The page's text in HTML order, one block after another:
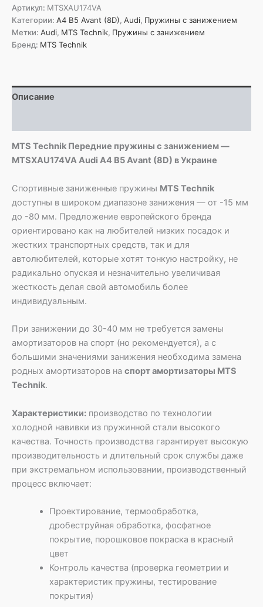
Technik
Передние
пружины
с
занижением
Audi
A4
Артикул: MTSXAU174VA
Категории: A4 B5 Avant (8D), Audi, Пружины с занижением
Метки: Audi, MTS Technik, Пружины с занижением
Бренд: MTS Technik
Описание
MTS Technik Передние пружины с занижением —
MTSXAU174VA Audi A4 B5 Avant (8D) в Украине
Спортивные заниженные пружины MTS Technik
доступны в широком диапазоне занижения — от -15 мм
до -80 мм. Предложение европейского бренда
ориентировано как на любителей низких посадок и
жестких транспортных средств, так и для
автолюбителей, которые хотят тонкую настройку, не
радикально опуская и незначительно увеличивая
жесткость делая свой автомобиль более
индивидуальным.
При занижении до 30-40 мм не требуется замены
амортизаторов на спорт (но рекомендуется), а с
большими значениями занижения необходима замена
родных амортизаторов на спорт амортизаторы MTS
Technik.
Характеристики: производство по технологии
холодной навивки из пружинной стали высокого
качества. Точность производства гарантирует высокую
производительность и длительный срок службы даже
при экстремальном использовании, производственный
процесс включает:
Проектирование, термообработка,
дробеструйная обработка, фосфатное
покрытие, порошковое покраска в красный
цвет
Контроль качества (проверка геометрии и
характеристик пружины, тестирование
покрытия)